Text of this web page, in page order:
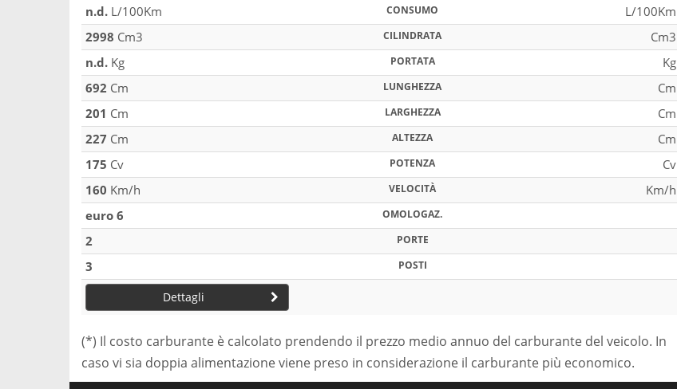
n.d. L/100Km CONSUMO
L/100Km
2998 Cm3 CILINDRATA
Cm3
n.d. Kg PORTATA
Kg
692 Cm LUNGHEZZA
Cm
201 Cm LARGHEZZA
Cm
227 Cm ALTEZZA
Cm
175 Cv POTENZA
Cv
160 Km/h VELOCITÀ
Km/h
euro 6
OMOLOGAZ.
2 PORTE
3 POSTI
Dettagli
(*) Il costo carburante è calcolato prendendo il prezzo medio annuo del carburante del veicolo. In
caso vi sia doppia alimentazione viene preso in considerazione il carburante più economico.